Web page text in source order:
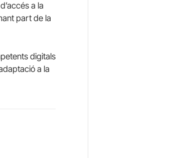
a la
part de la
digitals
a la